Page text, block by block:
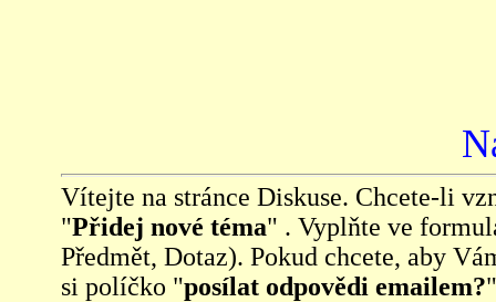
Vítejte na stránce Diskuse. Chcete-li
"Přidej nové téma" . Vyplňte ve
Předmět, Dotaz). Pokud chcete, aby
si políčko "posílat odpovědi emailem?